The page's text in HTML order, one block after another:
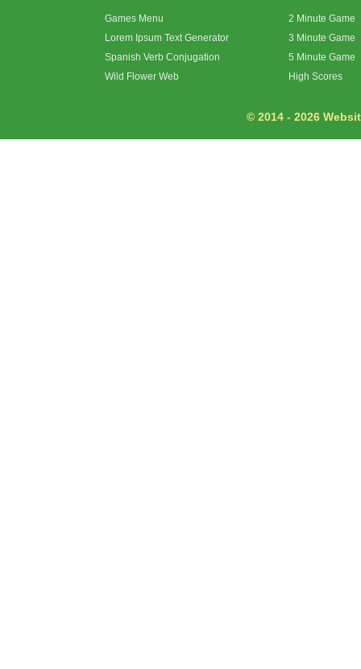
Games Menu
Lorem Ipsum Text Generator
Spanish Verb Conjugation
Wild Flower Web
2 Minute Game
3 Minute Game
5 Minute Game
High Scores
© 2014 - 2026